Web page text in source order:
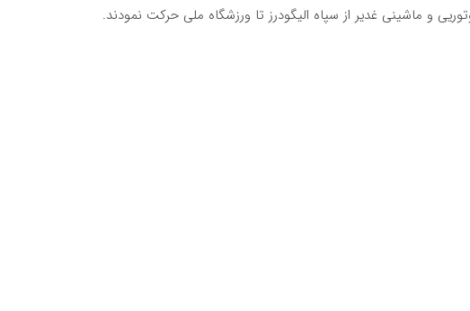
و ماشینی غدیر از سپاه الیگودرز تا ورزشگاه ملی حرکت نمودند.